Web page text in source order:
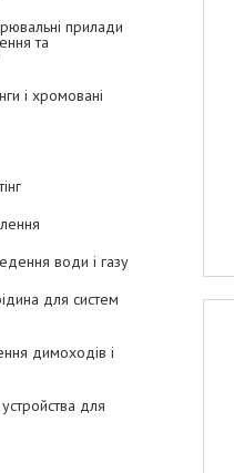
прилади
та
і хромовані
води і газу
для систем
димоходів і
для